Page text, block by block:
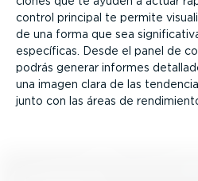
control principal te permite
de una forma que sea
específicas. Desde el panel de
podrás generar informes
una imagen clara de las
junto con las áreas de